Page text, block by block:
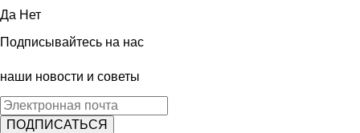
Да Нет
Подписывайтесь на нас
наши новости и советы